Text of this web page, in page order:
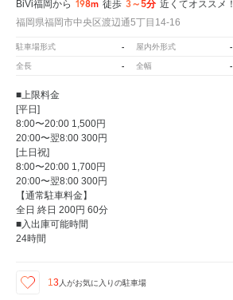
BiVi福岡から 198m 徒歩 3～5分 近くてオススメ！
福岡県福岡市中央区渡辺通5丁目14-16
駐車場形式 - 屋内外形式 -
全長 - 全幅 -
■上限料金
[平日]
8:00〜20:00 1,500円
20:00〜翌8:00 300円
[土日祝]
8:00〜20:00 1,700円
20:00〜翌8:00 300円
【通常駐車料金】
全日 終日 200円 60分
■入出庫可能時間
24時間
13 人がお気に入りの駐車場